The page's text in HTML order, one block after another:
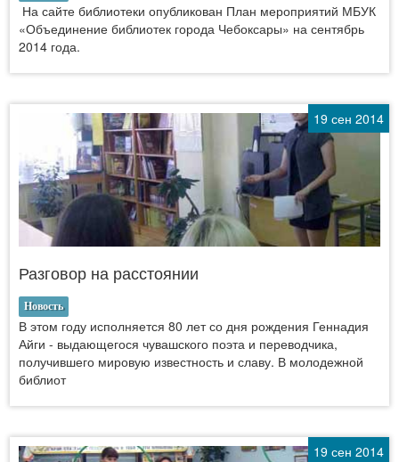
На сайте библиотеки опубликован План мероприятий МБУК
«Объединение библиотек города Чебоксары» на сентябрь
2014 года.
19 сен 2014
Разговор на расстоянии
Новость
В этом году исполняется 80 лет со дня рождения Геннадия
Айги - выдающегося чувашского поэта и переводчика,
получившего мировую известность и славу. В молодежной
библиот
19 сен 2014